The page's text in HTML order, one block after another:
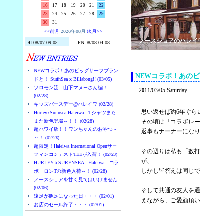
16
17 18 19 20 21
22
23
24 25 26 27 28
29
30
31
<<前月 2026年08月 次月>>
NEWコラボ！あのビッグサーフブラン
ドと！ SurfnSea x Billabong!! (03/05)
ソロモン流 山下マヌーさん編！
(02/28)
キッズバースデー@ハレイワ (02/28)
HurleyxSurfnsea Haleiwa Tシャツまた
また新色登場～！！ (02/28)
超ハワイ版！！ワンちゃんのおやつ～
～！ (02/28)
超限定！Haleiwa International Openサー
フィンコンテストTEEが入荷！ (02/28)
HURLEYｘSURFNSEA Haleiwa コラ
ボ ロンTの新色入荷～！ (02/28)
ノースショアを甘く見てはいけません
(02/06)
遠足が豚足になった日・・・ (02/01)
お店のセール終了・・・ (02/01)
ノースショアのハレイ
NEWコラボ！あの
2011/03/05 Saturday
思い返せば約6年ぐら
その頃は「コラボレ
返事もナーナーにな
その辺りは私も「数
が、
しかし皆答えは同じ
そして共通の友人を
えながら、ご愛顧頂い